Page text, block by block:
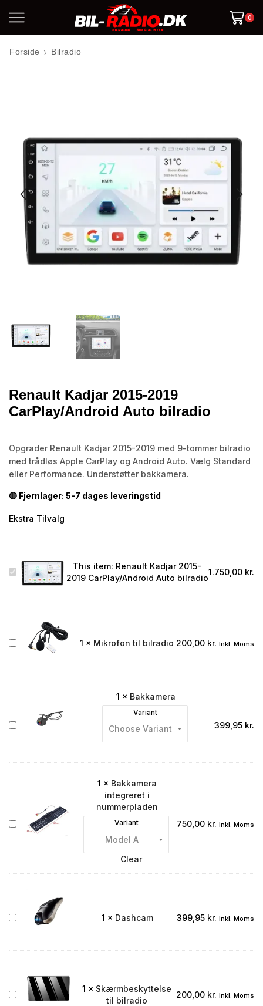
0
Forside Bilradio
Renault Kadjar 2015-2019
CarPlay/Android Auto bilradio
Opgrader Renault Kadjar 2015-2019 med 9-tommer bilradio
med trådløs Apple CarPlay og Android Auto. Vælg Standard
eller Performance. Understøtter bakkamera.
🔴 Fjernlager: 5-7 dages leveringstid
Ekstra Tilvalg
Renault
Kadjar
bilradio
This item: Renault Kadjar 2015-
2019 CarPlay/Android Auto bilradio
1.750,00 kr.
Mikrofon
1 × Mikrofon til bilradio 200,00 kr. Inkl. Moms
Bakkamera
1 × Bakkamera
Variant
399,95 kr.
Bakkamera
integreret
1 × Bakkamera
integreret i
nummerpladen
Variant
Clear
750,00 kr. Inkl. Moms
Dashcam 1 × Dashcam 399,95 kr. Inkl. Moms
Skærmbeskyttelse
1 × Skærmbeskyttelse
til bilradio
200,00 kr. Inkl. Moms